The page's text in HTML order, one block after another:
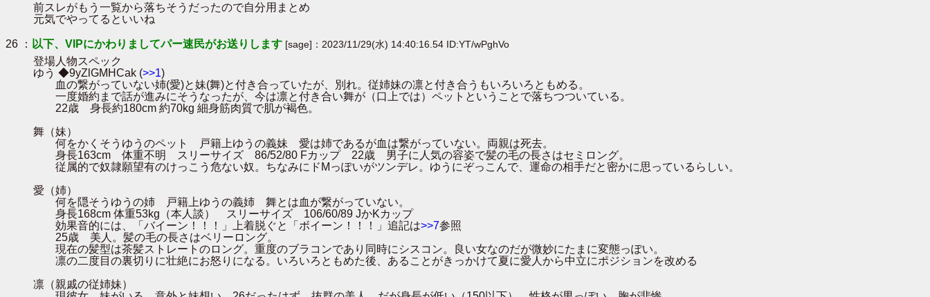
前スレがもう一覧から落ちそうだったので自分用まとめ
元気でやってるといいね
26 ： 以下、VIPにかわりましてパー速民がお送りします [sage]：2023/11/29(水) 14:40:16.54 ID:YT/wPghVo
登場人物スペック
ゆう ◆9yZlGMHCak (>>1)
血の繋がっていない姉(愛)と妹(舞)と付き合っていたが、別れ。従姉妹の凛と付き合うもいろいろともめる。
一度婚約まで話が進みにそうなったが、今は凛と付き合い舞が（口上では）ペットということで落ちつついている。
22歳 身長約180cm 約70kg 細身筋肉質で肌が褐色。
舞（妹）
何をかくそうゆうのペット 戸籍上ゆうの義妹 愛は姉であるが血は繋がっていない。両親は死去。
身長163cm 体重不明 スリーサイズ 86/52/80 Fカップ 22歳 男子に人気の容姿で髪の毛の長さはセミロング。
従属的で奴隷願望有のけっこう危ない奴。ちなみにドMっぽいがツンデレ。ゆうにぞっこんで、運命の相手だと密かに思っているらしい。
愛（姉）
何を隠そうゆうの姉 戸籍上ゆうの義姉 舞とは血が繋がっていない。
身長168cm 体重53kg（本人談） スリーサイズ 106/60/89 JかKカップ
効果音的には、「バイーン！！！」上着脱ぐと「ボイーン！！！」追記は>>7参照
25歳 美人。髪の毛の長さはベリーロング。
現在の髪型は茶髪ストレートのロング。重度のブラコンであり同時にシスコン。良い女なのだが微妙にたまに変態っぽい。
凛の二度目の裏切りに壮絶にお怒りになる。いろいろともめた後、あることがきっかけて夏に愛人から中立にポジションを改める
凛（親戚の従姉妹）